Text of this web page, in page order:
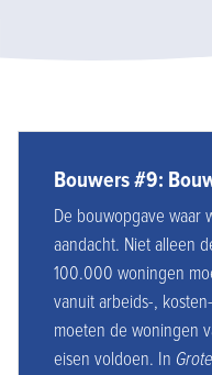
Bouwers #9:
De bouwopgave waar
aandacht. Niet alleen
100.000 woningen
vanuit arbeids-,
moeten de woningen
eisen voldoen. In